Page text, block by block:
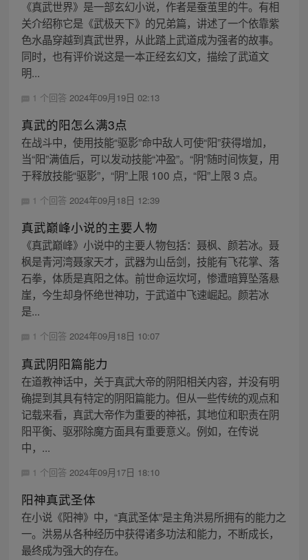
《真武世界》是一部玄幻小说，作者是蚕茧里的牛。有相
关介绍称它是《武极天下》的兄弟篇，讲述了一个依靠紫
色水晶穿越到真武世界，从此踏上武道成为强者的故事。
同时，也有评价说这是一本正经玄幻文，描绘了武道文
明...
1 个回答 2024年09月19日 02:13
真武的阳怎么满3点
在战斗中，使用技能“驱影”命中敌人可使“阳”获得增加，
当“阳”满值后，可以发动技能“冲盈”。“阴”随时间恢复，用
于释放技能“驱影”，“阴”上限 100 点，“阳”上限 3 点。
1 个回答 2024年09月18日 12:39
真武巅峰小说的主要人物
《真武巅峰》小说中的主要人物包括：聂枫、颜若冰。聂
枫是青河湾聂家天才，武器为山岳剑，技能有飞花掌、落
石拳，体质是真阳之体。前世命运坎坷，惨遭暗算坠落悬
崖，今生却身怀绝世神功，于武道中飞速崛起。颜若冰
是...
1 个回答 2024年09月18日 10:07
真武阴阳篇能力
在道教神话中，关于真武大帝的阴阳相关内容，并没有明
确提到其具有特定的阴阳篇能力。但从一些传统的观点和
记载来看，真武大帝作为重要的神祇，其地位和职责在阴
阳平衡、驱邪除魔方面具有重要意义。例如，在传说
中，...
1 个回答 2024年09月17日 18:10
阳神真武圣体
在小说《阳神》中，“真武圣体”是主角洪易所拥有的能力之
一。洪易从各种经历中获得诸多功法和能力，不断成长，
最终成为强大的存在。